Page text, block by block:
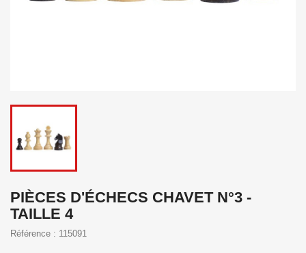
PIÈCES D'ÉCHECS CHAVET N°3 -
TAILLE 4
Référence : 115091